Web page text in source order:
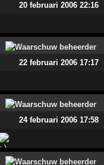
20 februari 2006 22:16
22 februari 2006 17:17
24 februari 2006 17:58